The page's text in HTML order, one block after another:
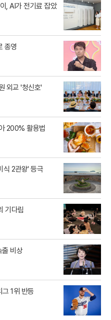
, AI가 전기료 잡았
종영
외교 '청신호'
200% 활용법
식 2관왕' 등극
기다림
출 비상
1위 반등